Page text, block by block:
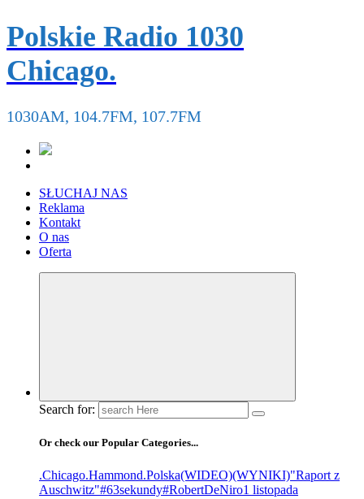
Polskie Radio 1030
Chicago.
1030AM, 104.7FM, 107.7FM
SŁUCHAJ NAS
Reklama
Kontakt
O nas
Oferta
Search for:
Or check our Popular Categories...
.Chicago.Hammond.Polska(WIDEO)(WYNIKI)"Raport z
Auschwitz"#63sekundy#RobertDeNiro1 listopada